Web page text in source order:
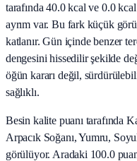
tarafında 40.0 kcal ve 0.0
ayrım var. Bu fark küçük
katlanır. Gün içinde benzer
dengesini hissedilir şekilde
öğün kararı değil,
sağlıklı.
Besin kalite puanı tarafında
Arpacık Soğanı, Yumru,
görülüyor. Aradaki 100.0